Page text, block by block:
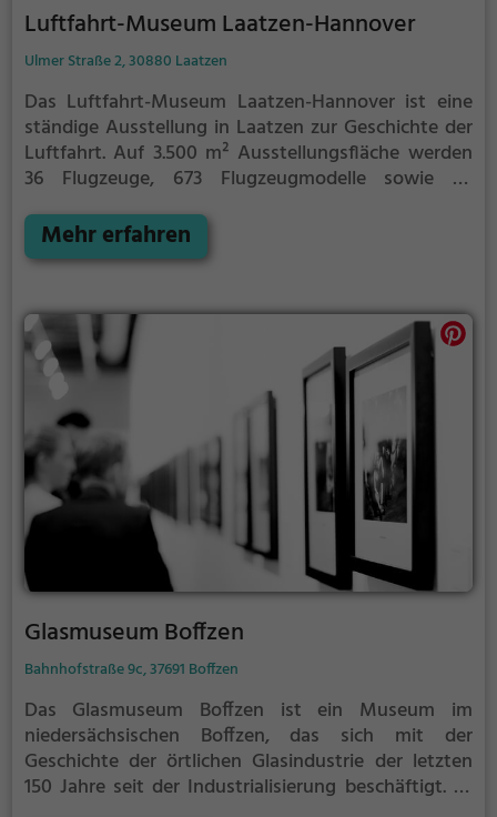
Luftfahrt-Museum Laatzen-Hannover
Ulmer Straße 2, 30880 Laatzen
Das Luftfahrt-Museum Laatzen-Hannover ist eine
ständige Ausstellung in Laatzen zur Geschichte der
Luftfahrt. Auf 3.500 m² Ausstellungsfläche werden
36 Flugzeuge, 673 Flugzeugmodelle sowie 30
den besonderen Attraktionen der Ausstellung
gehören neben anderen ein heute sehr seltenes
Teilrumpf einer Ju 52, eine Focke-Wulf Fw 190, eine
Messerschmitt Bf 109 und eine Spitfire. Aus der
Nachkriegszeit sind eine MiG-15 und ein Starfighter
ausgestellt.
Mehr erfahren
Glasmuseum Boffzen
Bahnhofstraße 9c, 37691 Boffzen
Das Glasmuseum Boffzen ist ein Museum im
niedersächsischen Boffzen, das sich mit der
Geschichte der örtlichen Glasindustrie der letzten
150 Jahre seit der Industrialisierung beschäftigt. Es